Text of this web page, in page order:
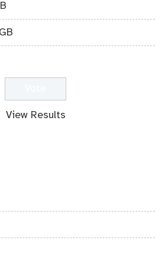
View Results